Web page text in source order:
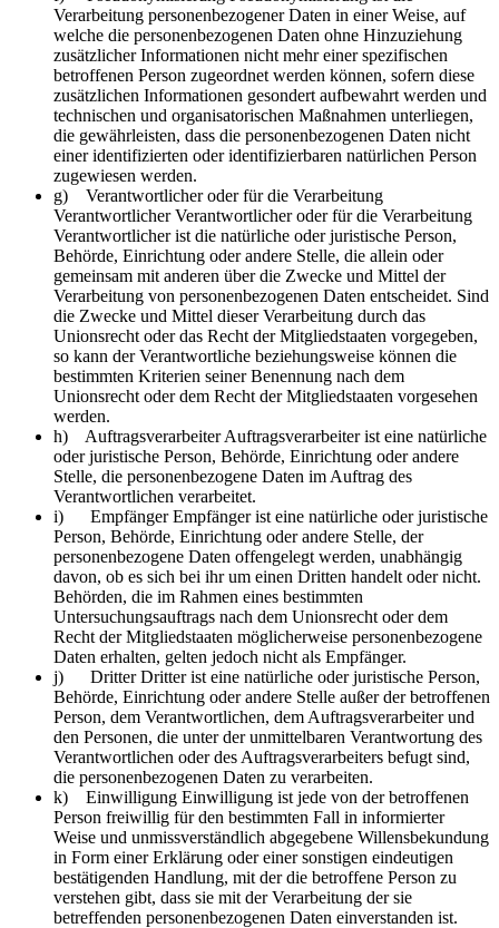
Verarbeitung personenbezogener Daten in einer Weise, auf
welche die personenbezogenen Daten ohne Hinzuziehung
zusätzlicher Informationen nicht mehr einer spezifischen
betroffenen Person zugeordnet werden können, sofern diese
zusätzlichen Informationen gesondert aufbewahrt werden und
technischen und organisatorischen Maßnahmen unterliegen,
die gewährleisten, dass die personenbezogenen Daten nicht
einer identifizierten oder identifizierbaren natürlichen Person
zugewiesen werden.
g) Verantwortlicher oder für die Verarbeitung
Verantwortlicher Verantwortlicher oder für die Verarbeitung
Verantwortlicher ist die natürliche oder juristische Person,
Behörde, Einrichtung oder andere Stelle, die allein oder
gemeinsam mit anderen über die Zwecke und Mittel der
Verarbeitung von personenbezogenen Daten entscheidet. Sind
die Zwecke und Mittel dieser Verarbeitung durch das
Unionsrecht oder das Recht der Mitgliedstaaten vorgegeben,
so kann der Verantwortliche beziehungsweise können die
bestimmten Kriterien seiner Benennung nach dem
Unionsrecht oder dem Recht der Mitgliedstaaten vorgesehen
werden.
h) Auftragsverarbeiter Auftragsverarbeiter ist eine natürliche
oder juristische Person, Behörde, Einrichtung oder andere
Stelle, die personenbezogene Daten im Auftrag des
Verantwortlichen verarbeitet.
i) Empfänger Empfänger ist eine natürliche oder juristische
Person, Behörde, Einrichtung oder andere Stelle, der
personenbezogene Daten offengelegt werden, unabhängig
davon, ob es sich bei ihr um einen Dritten handelt oder nicht.
Behörden, die im Rahmen eines bestimmten
Untersuchungsauftrags nach dem Unionsrecht oder dem
Recht der Mitgliedstaaten möglicherweise personenbezogene
Daten erhalten, gelten jedoch nicht als Empfänger.
j) Dritter Dritter ist eine natürliche oder juristische Person,
Behörde, Einrichtung oder andere Stelle außer der betroffenen
Person, dem Verantwortlichen, dem Auftragsverarbeiter und
den Personen, die unter der unmittelbaren Verantwortung des
Verantwortlichen oder des Auftragsverarbeiters befugt sind,
die personenbezogenen Daten zu verarbeiten.
k) Einwilligung Einwilligung ist jede von der betroffenen
Person freiwillig für den bestimmten Fall in informierter
Weise und unmissverständlich abgegebene Willensbekundung
in Form einer Erklärung oder einer sonstigen eindeutigen
bestätigenden Handlung, mit der die betroffene Person zu
verstehen gibt, dass sie mit der Verarbeitung der sie
betreffenden personenbezogenen Daten einverstanden ist.